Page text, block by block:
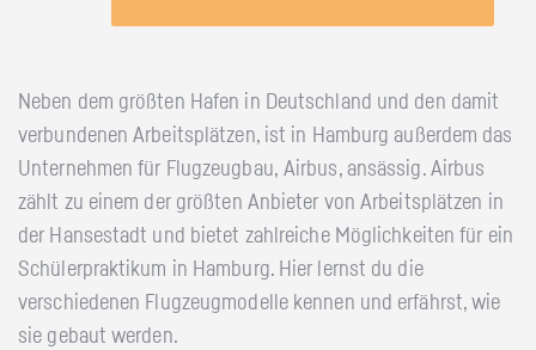
Neben dem größten Hafen in Deutschland und den damit
verbundenen Arbeitsplätzen, ist in Hamburg außerdem das
Unternehmen für Flugzeugbau, Airbus, ansässig. Airbus
zählt zu einem der größten Anbieter von Arbeitsplätzen in
der Hansestadt und bietet zahlreiche Möglichkeiten für ein
Schülerpraktikum in Hamburg. Hier lernst du die
verschiedenen Flugzeugmodelle kennen und erfährst, wie
sie gebaut werden.